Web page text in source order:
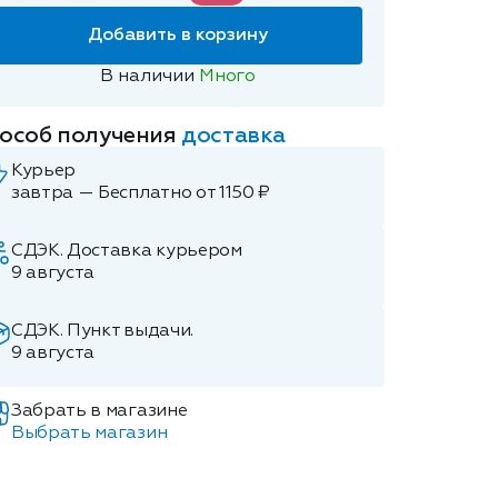
Добавить в корзину
В наличии Много
получения доставка
Курьер
завтра — Бесплатно от 1150 ₽
СДЭК. Доставка курьером
9 августа
СДЭК. Пункт выдачи.
9 августа
Забрать в магазине
Выбрать магазин